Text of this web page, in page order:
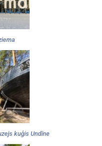
kuģis Undīne